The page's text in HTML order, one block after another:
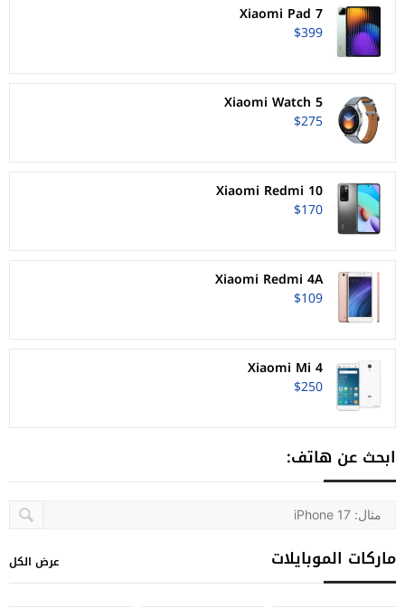
Xiaomi Pad 7
$399
Xiaomi Watch 5
$275
Xiaomi Redmi 10
$170
Xiaomi Redmi 4A
$109
Xiaomi Mi 4
$250
ابحث عن هاتف:
ماركات الموبايلات عرض الكل